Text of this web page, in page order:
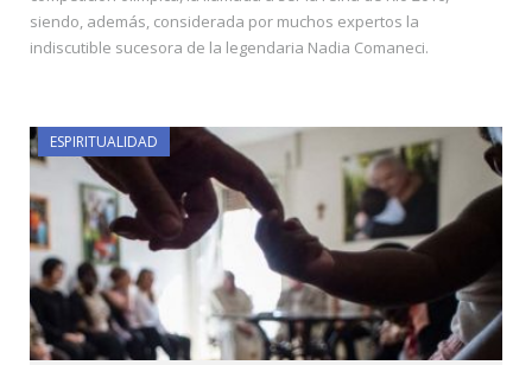
siendo, además, considerada por muchos expertos la
indiscutible sucesora de la legendaria Nadia Comaneci.
ESPIRITUALIDAD